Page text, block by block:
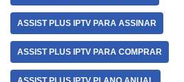
ASSIST PLUS IPTV PARA ASSINAR
ASSIST PLUS IPTV PARA COMPRAR